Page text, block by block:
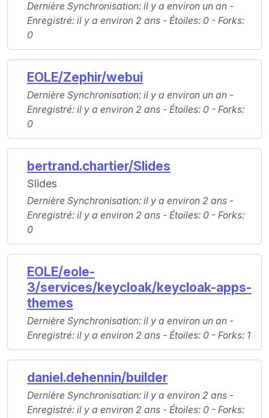
Dernière Synchronisation: il y a environ un an -
Enregistré: il y a environ 2 ans - Étoiles: 0 - Forks:
0
EOLE/Zephir/webui
Dernière Synchronisation: il y a environ un an -
Enregistré: il y a environ 2 ans - Étoiles: 0 - Forks:
0
bertrand.chartier/Slides
Slides
Dernière Synchronisation: il y a environ 2 ans -
Enregistré: il y a environ 2 ans - Étoiles: 0 - Forks:
0
EOLE/eole-
3/services/keycloak/keycloak-apps-
themes
Dernière Synchronisation: il y a environ un an -
Enregistré: il y a environ 2 ans - Étoiles: 0 - Forks: 1
daniel.dehennin/builder
Dernière Synchronisation: il y a environ 2 ans -
Enregistré: il y a environ 2 ans - Étoiles: 0 - Forks: